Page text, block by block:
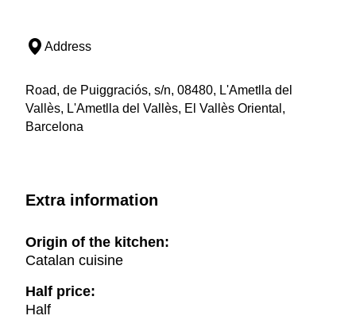
Address
Road, de Puiggraciós, s/n, 08480, L'Ametlla del
Vallès, L'Ametlla del Vallès, El Vallès Oriental,
Barcelona
Extra information
Origin of the kitchen:
Catalan cuisine
Half price:
Half